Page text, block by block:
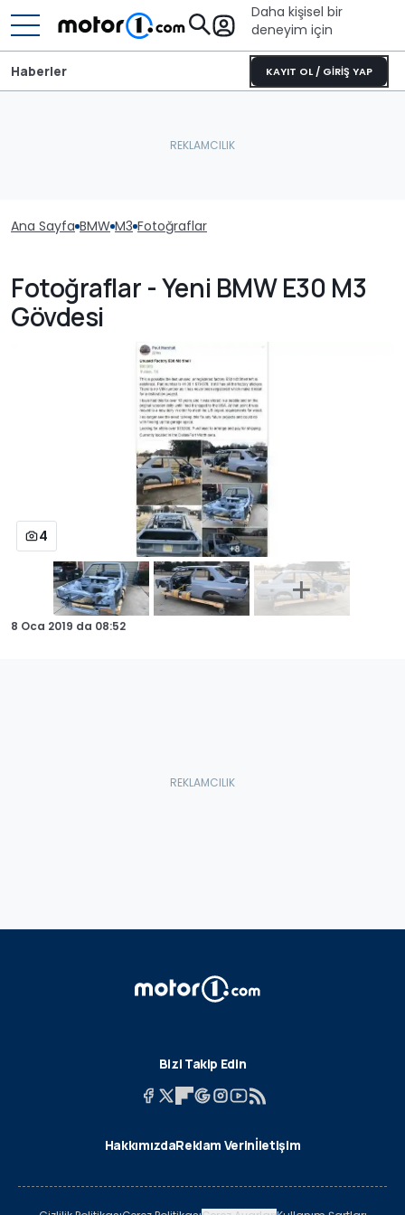
Daha kişisel bir
deneyim için
KAYIT OL / GİRİŞ YAP
Haberler
Ana Sayfa BMW M3 Fotoğraflar
Fotoğraflar - Yeni BMW E30 M3
Gövdesi
4
8 Oca 2019 da 08:52
Bizi Takip Edin
HakkımızdaReklam Verinİletişim